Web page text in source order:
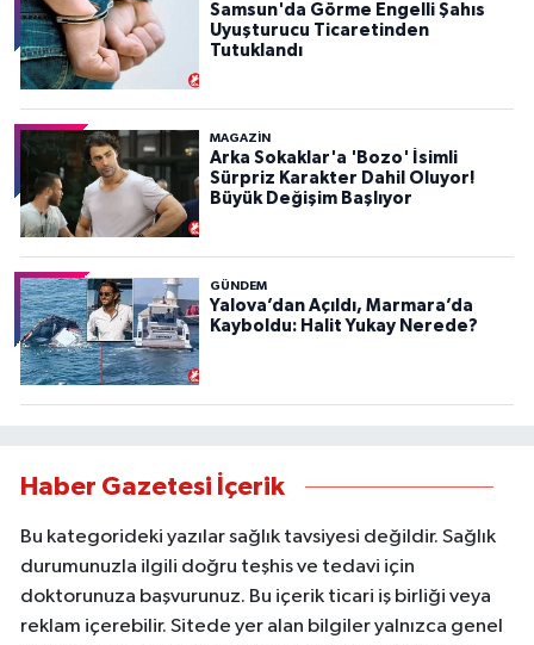
Samsun'da Görme Engelli Şahıs
Uyuşturucu Ticaretinden
Tutuklandı
MAGAZİN
Arka Sokaklar'a 'Bozo' İsimli
Sürpriz Karakter Dahil Oluyor!
Büyük Değişim Başlıyor
GÜNDEM
Yalova’dan Açıldı, Marmara’da
Kayboldu: Halit Yukay Nerede?
Haber Gazetesi İçerik
Bu kategorideki yazılar sağlık tavsiyesi değildir. Sağlık
durumunuzla ilgili doğru teşhis ve tedavi için
doktorunuza başvurunuz. Bu içerik ticari iş birliği veya
reklam içerebilir. Sitede yer alan bilgiler yalnızca genel